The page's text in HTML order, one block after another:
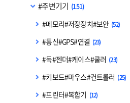
#주변기기 (151)
#메모리#저장장치#보안 (52)
#통신#GPS#연결 (23)
#독#젠더#케이스#쿨러 (23)
#키보드#마우스#컨트롤러 (25)
#프린터#복합기 (12)